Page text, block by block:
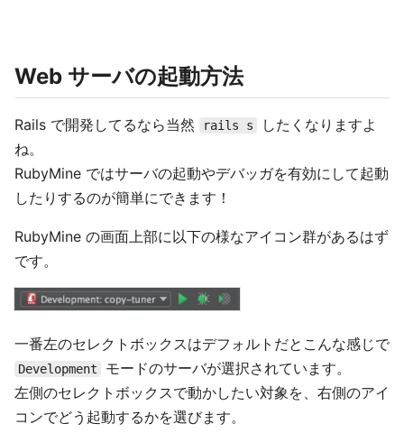
Web サーバの起動方法
Rails で開発してるなら当然 rails s
したくなりますよ
ね。
RubyMine ではサーバの起動やデバッガを有効にして起動
したりするのが簡単にできます！
RubyMine の画面上部に以下の様なアイコン群があるはず
です。
一番左のセレクトボックスはデフォルトだとこんな感じで
Development
モードのサーバが選択されています。
左側のセレクトボックスで動かしたい対象を、右側のアイ
コンでどう起動するかを選びます。